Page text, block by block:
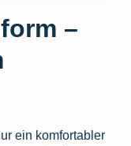
–
ein komfortabler